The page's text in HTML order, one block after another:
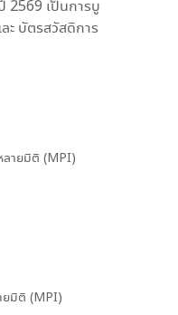
2569 เป็นการบู
ะ บัตรสวัสดิการ
ลายมิติ (MPI)
ยมิติ (MPI)